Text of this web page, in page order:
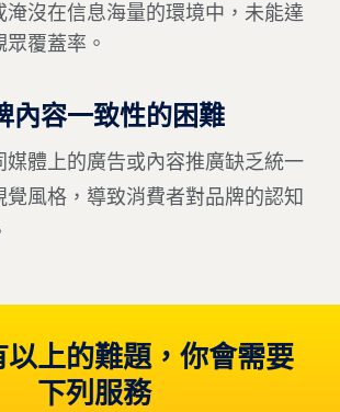
淹沒在信息海量的環境中，未能達
覆蓋率。
內容一致性的困難
媒體上的廣告或內容推廣缺乏統一
覺風格，導致消費者對品牌的認知
以上的難題，你會需要
下列服務